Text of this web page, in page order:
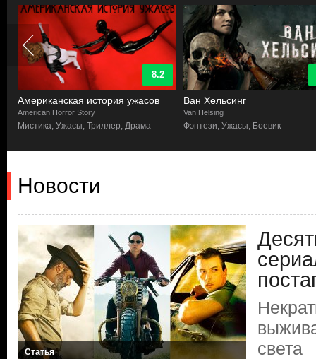
8.2
Американская история ужасов
American Horror Story
Мистика, Ужасы, Триллер, Драма
Ван Хельсинг
Van Helsing
Фэнтези, Ужасы, Боевик
Новости
Статья
света